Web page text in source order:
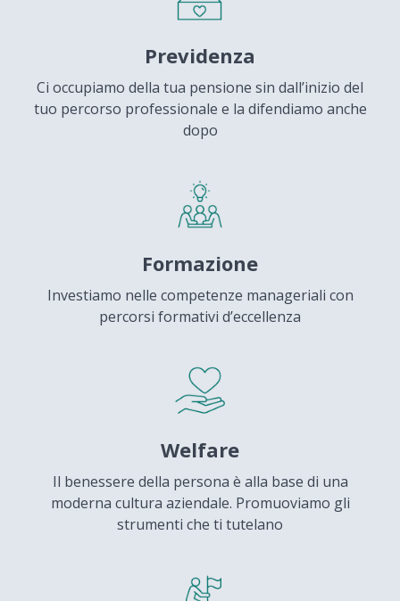
Previdenza
Ci occupiamo della tua pensione sin dall’inizio del
tuo percorso professionale e la difendiamo anche
dopo
Formazione
Investiamo nelle competenze manageriali con
percorsi formativi d’eccellenza
Welfare
Il benessere della persona è alla base di una
moderna cultura aziendale. Promuoviamo gli
strumenti che ti tutelano